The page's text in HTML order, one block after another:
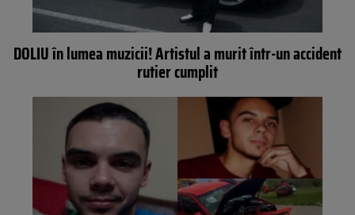
DOLIU în lumea muzicii! Artistul a murit într-un accident
rutier cumplit